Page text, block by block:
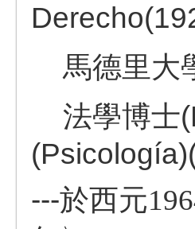
馬德里大
法學博士
---於西元